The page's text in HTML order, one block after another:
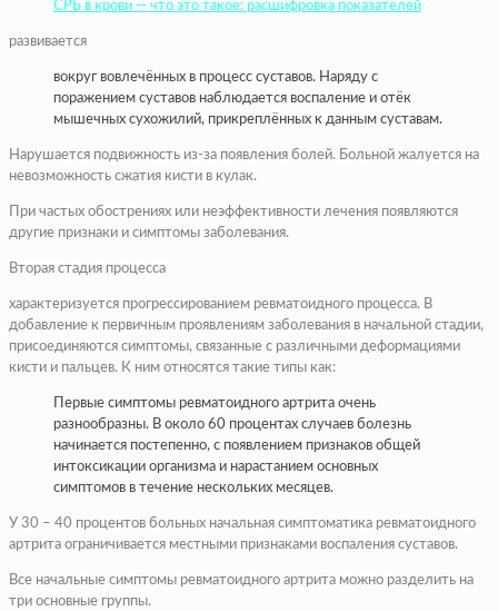
СРБ в крови — что это такое: расшифровка показателей
развивается
вокруг вовлечённых в процесс суставов. Наряду с
поражением суставов наблюдается воспаление и отёк
мышечных сухожилий, прикреплённых к данным суставам.
Нарушается подвижность из-за появления болей. Больной жалуется на
невозможность сжатия кисти в кулак.
При частых обострениях или неэффективности лечения появляются
другие признаки и симптомы заболевания.
Вторая стадия процесса
характеризуется прогрессированием ревматоидного процесса. В
добавление к первичным проявлениям заболевания в начальной стадии,
присоединяются симптомы, связанные с различными деформациями
кисти и пальцев. К ним относятся такие типы как:
Первые симптомы ревматоидного артрита очень
разнообразны. В около 60 процентах случаев болезнь
начинается постепенно, с появлением признаков общей
интоксикации организма и нарастанием основных
симптомов в течение нескольких месяцев.
У 30 – 40 процентов больных начальная симптоматика ревматоидного
артрита ограничивается местными признаками воспаления суставов.
Все начальные симптомы ревматоидного артрита можно разделить на
три основные группы.